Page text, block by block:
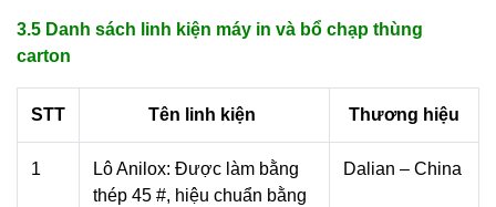
3.5 Danh sách linh kiện máy in và bổ chạp thùng
carton
STT Tên linh kiện Thương hiệu
1
Lô Anilox: Được làm bằng
thép 45 #, hiệu chuẩn bằng
Dalian – China